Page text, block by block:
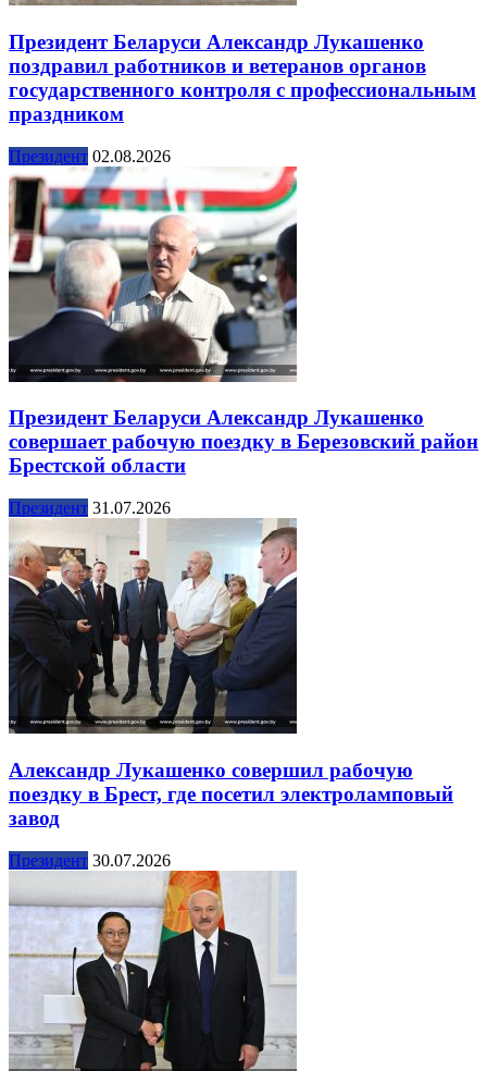
Президент Беларуси Александр Лукашенко
поздравил работников и ветеранов органов
государственного контроля с профессиональным
праздником
Президент 02.08.2026
Президент Беларуси Александр Лукашенко
совершает рабочую поездку в Березовский район
Брестской области
Президент 31.07.2026
Александр Лукашенко совершил рабочую
поездку в Брест, где посетил электроламповый
завод
Президент 30.07.2026